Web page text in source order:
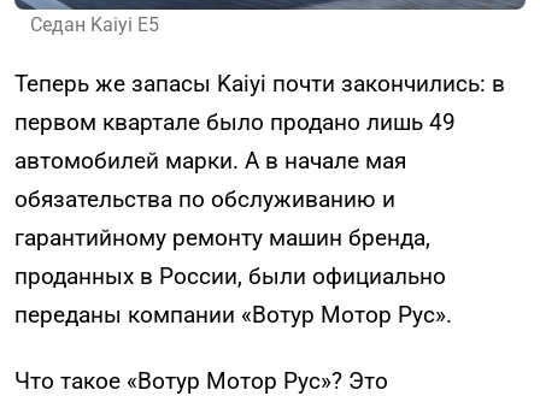
Седан Kaiyi E5
Теперь же запасы Kaiyi почти закончились: в
первом квартале было продано лишь 49
автомобилей марки. А в начале мая
обязательства по обслуживанию и
гарантийному ремонту машин бренда,
проданных в России, были официально
переданы компании «Вотур Мотор Рус».
Что такое «Вотур Мотор Рус»? Это